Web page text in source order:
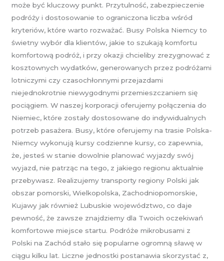
może być kluczowy punkt. Przytulność, zabezpieczenie
podróży i dostosowanie to ograniczona liczba wśród
kryteriów, które warto rozważać. Busy Polska Niemcy to
świetny wybór dla klientów, jakie to szukają komfortu
komfortową podróż, i przy okazji chcieliby zrezygnować z
kosztownych wydatków, generowanych przez podróżami
lotniczymi czy czasochłonnymi przejazdami
niejednokrotnie niewygodnymi przemieszczaniem się
pociągiem. W naszej korporacji oferujemy połączenia do
Niemiec, które zostały dostosowane do indywidualnych
potrzeb pasażera. Busy, które oferujemy na trasie Polska-
Niemcy wykonują kursy codzienne kursy, co zapewnia,
że, jesteś w stanie dowolnie planować wyjazdy swój
wyjazd, nie patrząc na tego, z jakiego regionu aktualnie
przebywasz. Realizujemy transporty regiony Polski jak
obszar pomorski, Wielkopolska, Zachodniopomorskie,
Kujawy jak również Lubuskie województwo, co daje
pewność, że zawsze znajdziemy dla Twoich oczekiwań
komfortowe miejsce startu. Podróże mikrobusami z
Polski na Zachód stało się popularne ogromną sławę w
ciągu kilku lat. Liczne jednostki postanawia skorzystać z,